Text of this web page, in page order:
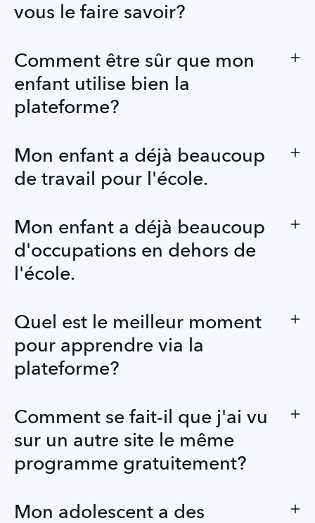
vous le faire savoir?
Comment être sûr que mon
enfant utilise bien la
plateforme?
Mon enfant a déjà beaucoup
de travail pour l'école.
Mon enfant a déjà beaucoup
d'occupations en dehors de
l'école.
Quel est le meilleur moment
pour apprendre via la
plateforme?
Comment se fait-il que j'ai vu
sur un autre site le même
programme gratuitement?
Mon adolescent a des